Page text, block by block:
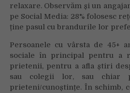
relaxare. Observăm și un
pe Social Media: 28% folosesc
ține pasul cu brandurile lor
Persoanele cu vârsta de 45+
sociale în principal pentru a
prietenii, pentru a afla știri
sau colegii lor, sau chiar
prieteni/cunoștințe. În schimb,